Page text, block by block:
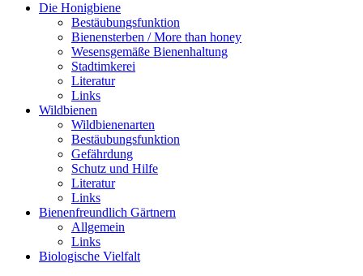
Die Honigbiene
Bestäubungsfunktion
Bienensterben / More than honey
Wesensgemäße Bienenhaltung
Stadtimkerei
Literatur
Links
Wildbienen
Wildbienenarten
Bestäubungsfunktion
Gefährdung
Schutz und Hilfe
Literatur
Links
Bienenfreundlich Gärtnern
Allgemein
Links
Biologische Vielfalt